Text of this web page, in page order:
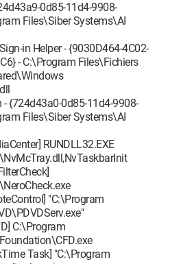
0d85-11d4-9908-
Files\Siber Systems\AI
in Helper - {9030D464-4C02-
- C:\Program Files\Fichiers
- {724d43a0-0d85-11d4-9908-
Files\Siber Systems\AI
RUNDLL32.EXE
"C:\Program
C:\Program
Task] "C:\Program